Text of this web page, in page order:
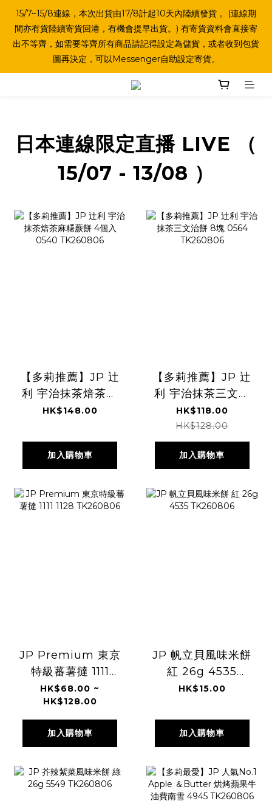
15/7~15/8連線，本次出貨由17/8計起10天內陸續發貨 。(連線期
間亦有貨陸續寄貨回港，有機會提早出貨。) 有寄貨資料會直接寄
出不等齊，如需要等齊所有商品請記得設定為儲貨，或者收到包貨
圖再決定，可以Messenger自助設定寄貨。
日本連線限定直播 LIVE （
15/07 - 13/08 ）
【多莉推薦】JP 辻
利 宇治抹茶焙茶麻
糬蕨餅 4個入
HK$148.00
加入購物車
【多莉推薦】JP 辻
利 宇治抹茶三文治
餅 8塊 0564
TK260806
HK$118.00
HK$128.00
加入購物車
JP Premium 東京
特級蕃薯撻 1111
1128 TK260806
HK$68.00 ~
HK$128.00
加入購物車
JP 帆立貝風味米餅
紅 26g 4535
TK260806
HK$15.00
加入購物車